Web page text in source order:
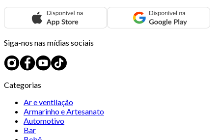
Siga-nos nas mídias sociais
Categorias
Ar e ventilação
Armarinho e Artesanato
Automotivo
Bar